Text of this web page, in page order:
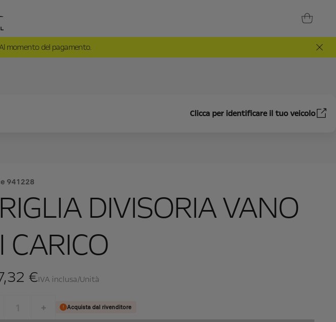
momento del pagamento.
Clicca per identificare il tuo veicolo
941228
DIVISORIA VANO
CARICO
€IVA inclusa/Unità
+
Acquista dal rivenditore